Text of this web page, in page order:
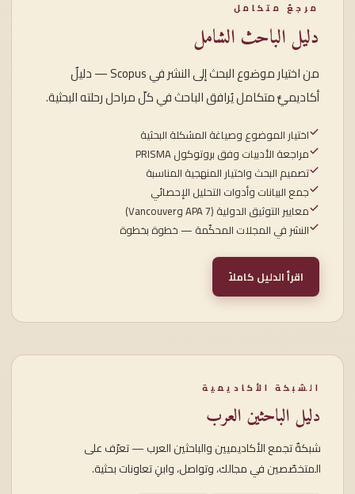
مرجعٌ متكامل
دليل الباحث الشامل
من اختيار موضوع البحث إلى النشر في Scopus — دليلٌ
أكاديميٌّ متكامل يُرافق الباحث في كلّ مراحل رحلته البحثية.
اختيار الموضوع وصياغة المشكلة البحثية
مراجعة الأدبيات وفق بروتوكول PRISMA
تصميم البحث واختيار المنهجية المناسبة
جمع البيانات وأدوات التحليل الإحصائي
معايير التوثيق الدولية (APA 7 وVancouver)
النشر في المجلات المحكّمة — خطوة بخطوة
اقرأ الدليل كاملاً
الشبكة الأكاديمية
دليل الباحثين العرب
شبكةٌ تجمع الأكاديميين والباحثين العرب — تعرّف على
المتخصّصين في مجالك، وتواصل، وابنِ تعاونات بحثية.